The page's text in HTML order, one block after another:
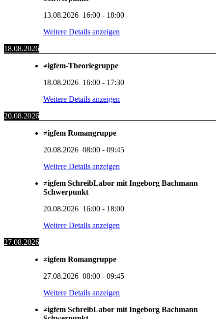
13.08.2026 16:00 - 18:00
Weitere Details anzeigen
18.08.2026
≠igfem-Theoriegruppe
18.08.2026 16:00 - 17:30
Weitere Details anzeigen
20.08.2026
≠igfem Romangruppe
20.08.2026 08:00 - 09:45
Weitere Details anzeigen
≠igfem SchreibLabor mit Ingeborg Bachmann
Schwerpunkt
20.08.2026 16:00 - 18:00
Weitere Details anzeigen
27.08.2026
≠igfem Romangruppe
27.08.2026 08:00 - 09:45
Weitere Details anzeigen
≠igfem SchreibLabor mit Ingeborg Bachmann